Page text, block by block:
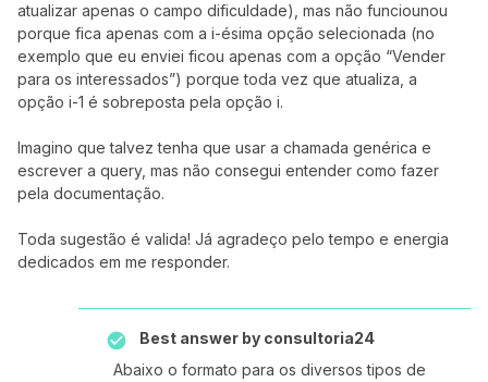
atualizar apenas o campo dificuldade), mas não funciounou
porque fica apenas com a i-ésima opção selecionada (no
exemplo que eu enviei ficou apenas com a opção “Vender
para os interessados”) porque toda vez que atualiza, a
opção i-1 é sobreposta pela opção i.
Imagino que talvez tenha que usar a chamada genérica e
escrever a query, mas não consegui entender como fazer
pela documentação.
Toda sugestão é valida! Já agradeço pelo tempo e energia
dedicados em me responder.
Best answer by consultoria24
Abaixo o formato para os diversos tipos de